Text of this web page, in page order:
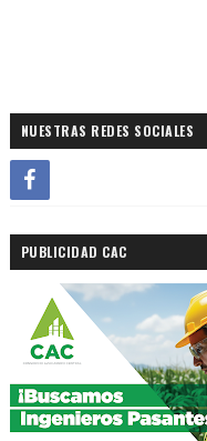
NUESTRAS REDES SOCIALES
PUBLICIDAD CAC